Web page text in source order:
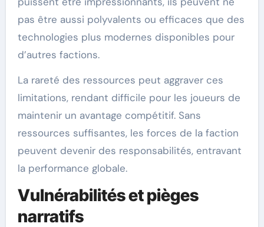
pas être aussi polyvalents ou efficaces que des
technologies plus modernes disponibles pour
d’autres factions.
La rareté des ressources peut aggraver ces
limitations, rendant difficile pour les joueurs de
maintenir un avantage compétitif. Sans
ressources suffisantes, les forces de la faction
peuvent devenir des responsabilités, entravant
la performance globale.
Vulnérabilités et pièges
narratifs